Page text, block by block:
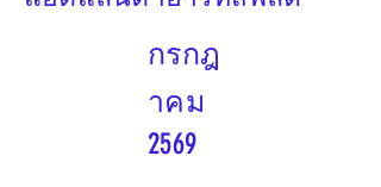
กรกฎ
าคม
2569